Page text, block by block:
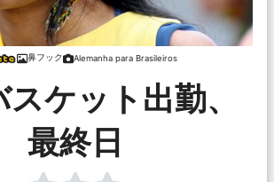
鼻フック Alemanha para Brasileiros
ケット出勤、
最終日